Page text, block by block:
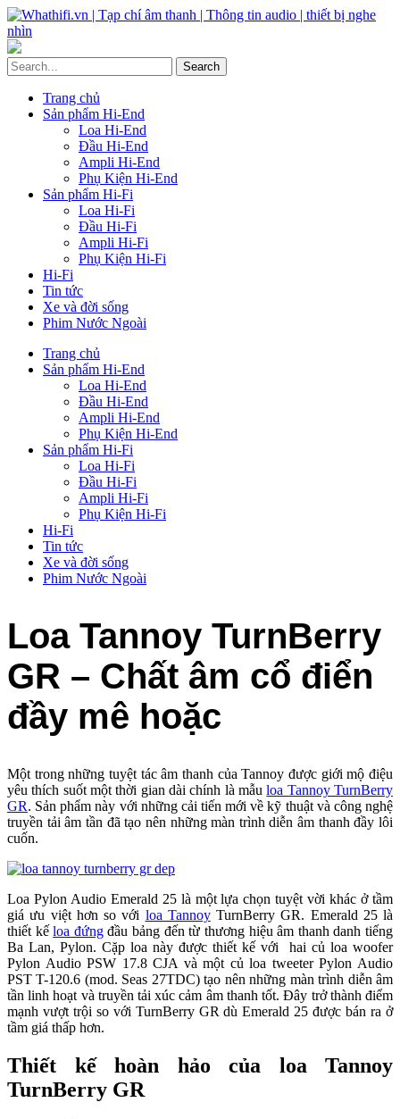
Trang chủ
Sản phẩm Hi-End
Loa Hi-End
Đầu Hi-End
Ampli Hi-End
Phụ Kiện Hi-End
Sản phẩm Hi-Fi
Loa Hi-Fi
Đầu Hi-Fi
Ampli Hi-Fi
Phụ Kiện Hi-Fi
Hi-Fi
Tin tức
Xe và đời sống
Phim Nước Ngoài
Trang chủ
Sản phẩm Hi-End
Loa Hi-End
Đầu Hi-End
Ampli Hi-End
Phụ Kiện Hi-End
Sản phẩm Hi-Fi
Loa Hi-Fi
Đầu Hi-Fi
Ampli Hi-Fi
Phụ Kiện Hi-Fi
Hi-Fi
Tin tức
Xe và đời sống
Phim Nước Ngoài
Loa Tannoy TurnBerry
GR – Chất âm cổ điển
đầy mê hoặc
Một trong những tuyệt tác âm thanh của Tannoy được giới mộ điệu
yêu thích suốt một thời gian dài chính là mẫuloa Tannoy TurnBerry
GR. Sản phẩm này với những cải tiến mới về kỹ thuật và công nghệ
truyền tải âm tần đã tạo nên những màn trình diễn âm thanh đầy lôi
cuốn.
Loa Pylon Audio Emerald 25 là một lựa chọn tuyệt vời khác ở tầm
giá ưu việt hơn so với loa TannoyTurnBerry GR. Emerald 25 là
thiết kếloa đứngđầu bảng đến từ thương hiệu âm thanh danh tiếng
Ba Lan, Pylon. Cặp loa này được thiết kế với hai củ loa woofer
Pylon Audio PSW 17.8 CJA và một củ loa tweeter Pylon Audio
PST T-120.6 (mod. Seas 27TDC) tạo nên những màn trình diễn âm
tần linh hoạt và truyền tải xúc cảm âm thanh tốt. Đây trở thành điểm
mạnh vượt trội so với TurnBerry GR dù Emerald 25 được bán ra ở
tầm giá thấp hơn.
Thiết kế hoàn hảo của loa Tannoy
TurnBerry GR